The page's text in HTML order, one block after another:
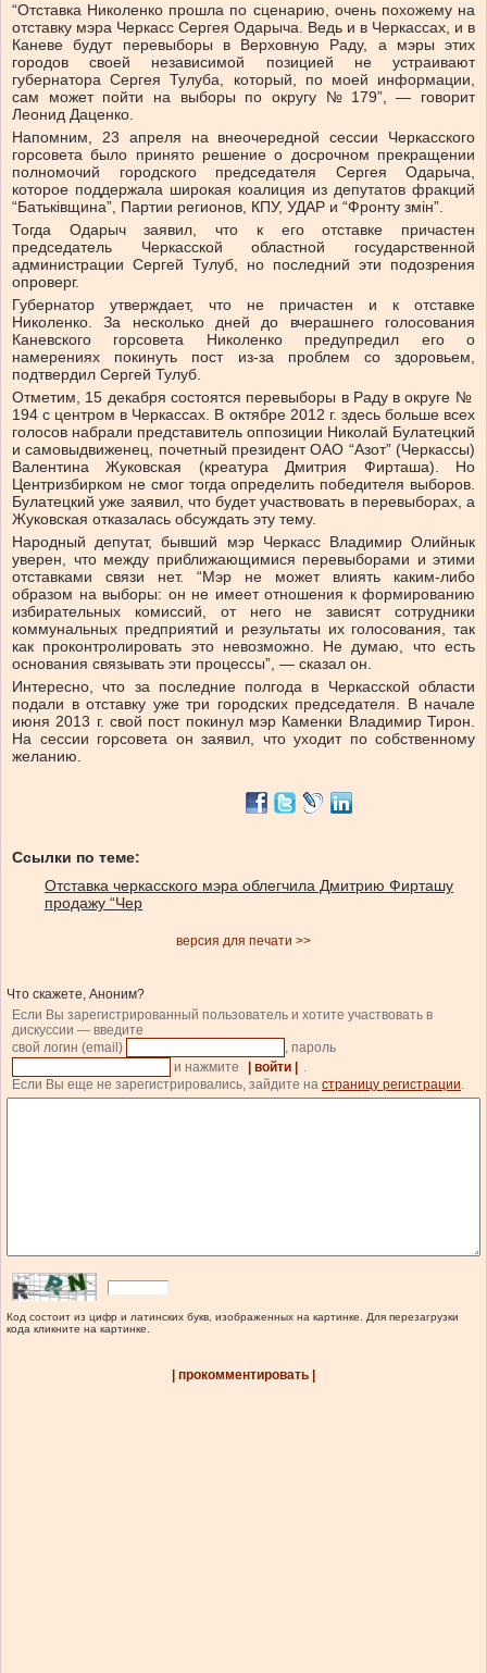
“Отставка Николенко прошла по сценарию, очень похожему на
отставку мэра Черкасс Сергея Одарыча. Ведь и в Черкассах, и в
Каневе будут перевыборы в Верховную Раду, а мэры этих
городов своей независимой позицией не устраивают
губернатора Сергея Тулуба, который, по моей информации,
сам может пойти на выборы по округу № 179”, — говорит
Леонид Даценко.
Напомним, 23 апреля на внеочередной сессии Черкасского
горсовета было принято решение о досрочном прекращении
полномочий городского председателя Сергея Одарыча,
которое поддержала широкая коалиция из депутатов фракций
“Батьківщина”, Партии регионов, КПУ, УДАР и “Фронту змін”.
Тогда Одарыч заявил, что к его отставке причастен
председатель Черкасской областной государственной
администрации Сергей Тулуб, но последний эти подозрения
опроверг.
Губернатор утверждает, что не причастен и к отставке
Николенко. За несколько дней до вчерашнего голосования
Каневского горсовета Николенко предупредил его о
намерениях покинуть пост из‑за проблем со здоровьем,
подтвердил Сергей Тулуб.
Отметим, 15 декабря состоятся перевыборы в Раду в округе №
194 с центром в Черкассах. В октябре 2012 г. здесь больше всех
голосов набрали представитель оппозиции Николай Булатецкий
и самовыдвиженец, почетный президент ОАО “Азот” (Черкассы)
Валентина Жуковская (креатура Дмитрия Фирташа). Но
Центризбирком не смог тогда определить победителя выборов.
Булатецкий уже заявил, что будет участвовать в перевыборах, а
Жуковская отказалась обсуждать эту тему.
Народный депутат, бывший мэр Черкасс Владимир Олийнык
уверен, что между приближающимися перевыборами и этими
отставками связи нет. “Мэр не может влиять каким‑либо
образом на выборы: он не имеет отношения к формированию
избирательных комиссий, от него не зависят сотрудники
коммунальных предприятий и результаты их голосования, так
как проконтролировать это невозможно. Не думаю, что есть
основания связывать эти процессы”, — сказал он.
Интересно, что за последние полгода в Черкасской области
подали в отставку уже три городских председателя. В начале
июня 2013 г. свой пост покинул мэр Каменки Владимир Тирон.
На сессии горсовета он заявил, что уходит по собственному
желанию.
Ссылки по теме:
Отставка черкасского мэра облегчила Дмитрию Фирташу
продажу “Чер
версия для печати >>
Что скажете, Аноним?
Если Вы зарегистрированный пользователь и хотите участвовать в
дискуссии — введите
свой логин (email)
, пароль
и нажмите
| войти |
.
Если Вы еще не зарегистрировались, зайдите на страницу регистрации.
Код состоит из цифр и латинских букв, изображенных на картинке. Для перезагрузки
кода кликните на картинке.
| прокомментировать |